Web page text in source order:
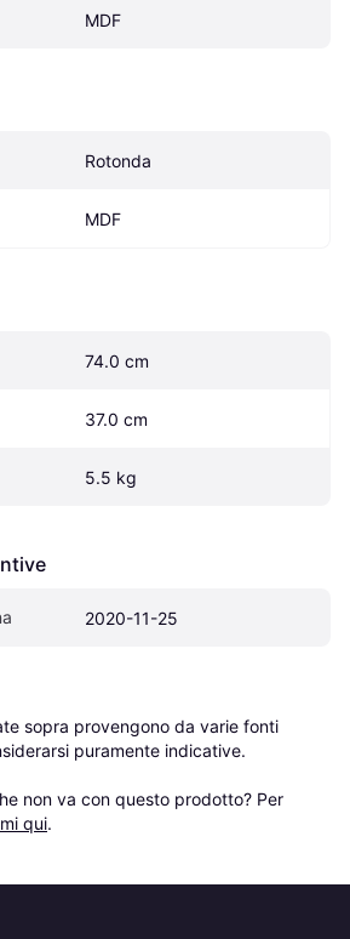
MDF
Rotonda
MDF
74.0 cm
37.0 cm
5.5 kg
2020-11-25
sopra provengono da varie fonti
puramente indicative.
non va con questo prodotto? Per
qui.